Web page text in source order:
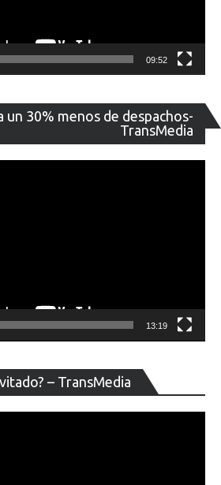
09:52
un 30% menos de despachos-
TransMedia
de
13:19
– TransMedia
de